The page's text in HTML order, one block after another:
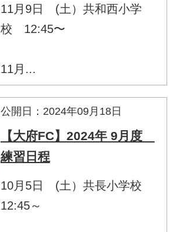
11月9日 (土）共和西小学
校 12:45〜
11月...
公開日：2024年09月18日
【大府FC】2024年 9月度
練習日程
10月5日 (土）共長小学校
12:45～